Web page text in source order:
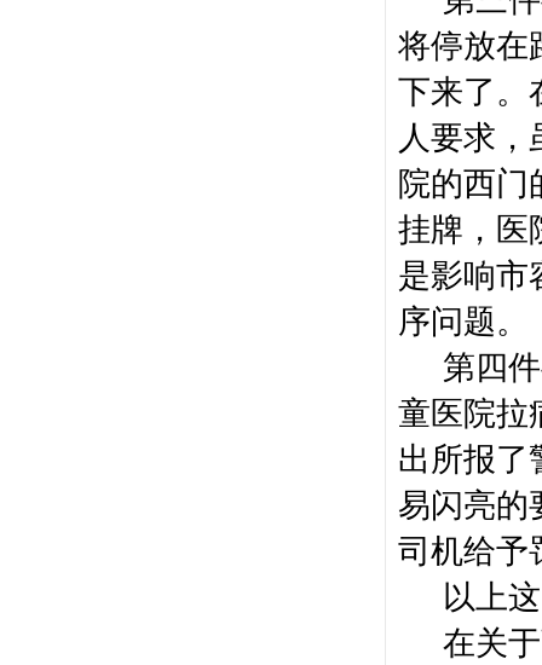
将停放在
下来了。
人要求，
院的西门
挂牌，医
是影响市
序问题。
第四
童医院拉
出所报了
易闪亮的
司机给予
以上
在关